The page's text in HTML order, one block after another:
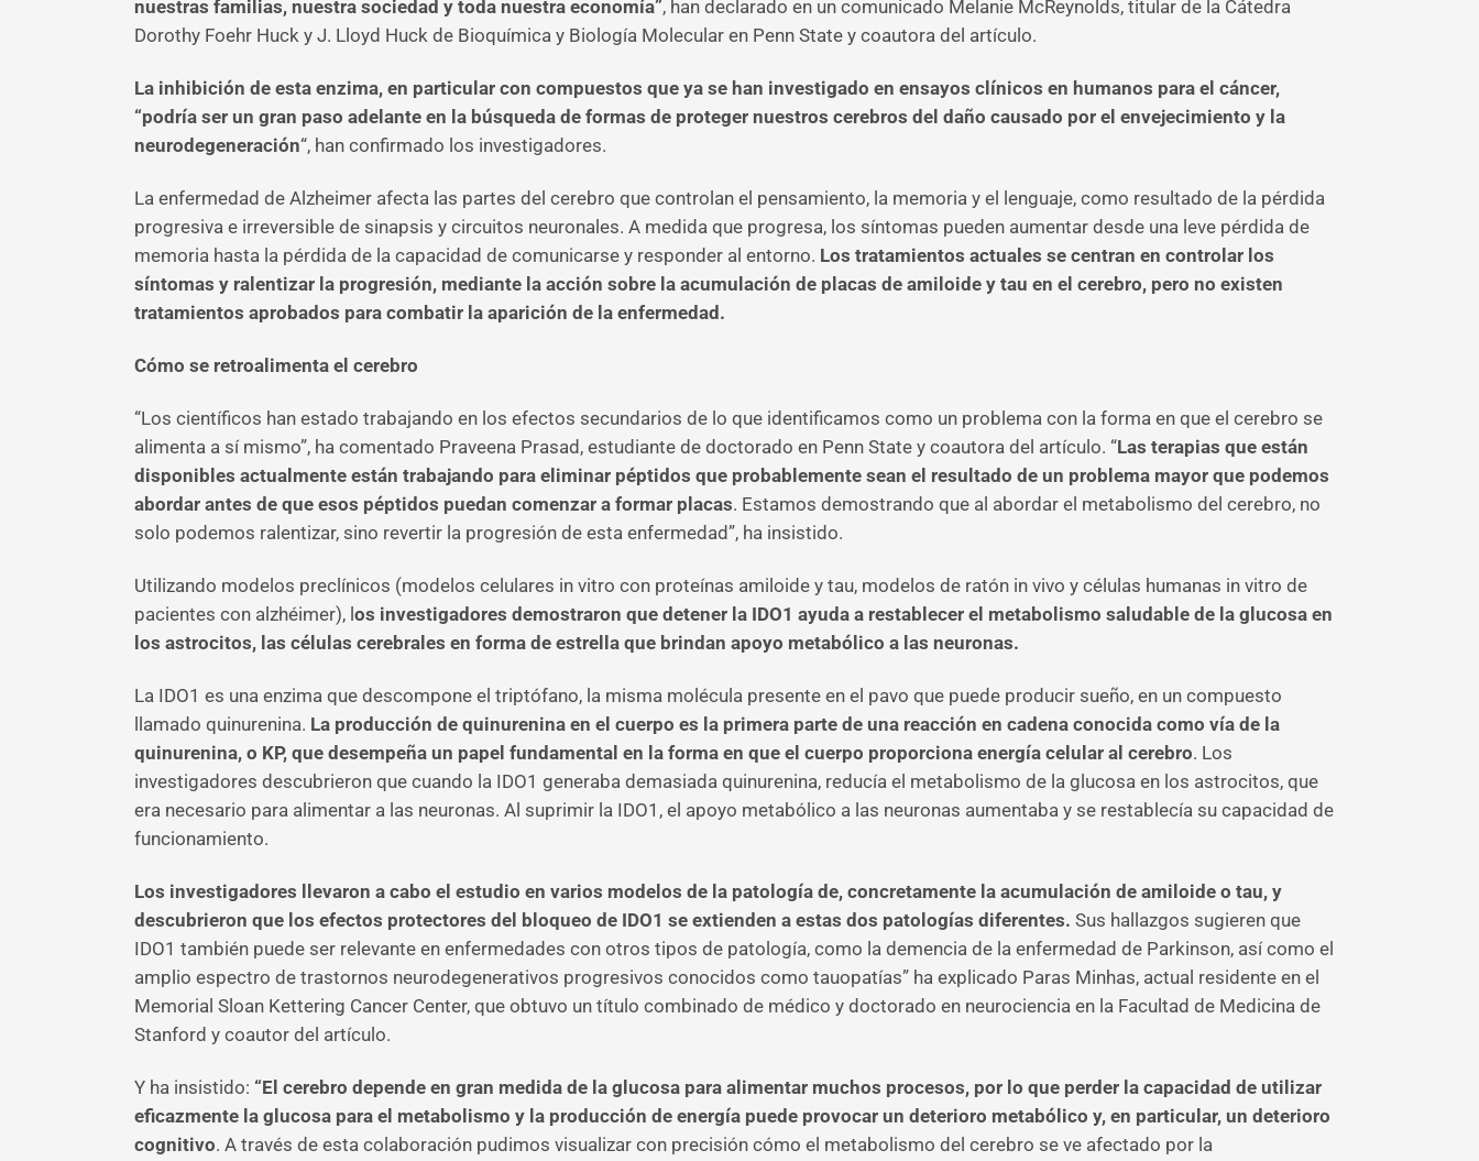
nuestras familias, nuestra sociedad y toda nuestra economía”, han declarado en un comunicado Melanie McReynolds, titular de la Cátedra
Dorothy Foehr Huck y J. Lloyd Huck de Bioquímica y Biología Molecular en Penn State y coautora del artículo.
La inhibición de esta enzima, en particular con compuestos que ya se han investigado en ensayos clínicos en humanos para el cáncer,
“podría ser un gran paso adelante en la búsqueda de formas de proteger nuestros cerebros del daño causado por el envejecimiento y la
neurodegeneración“, han confirmado los investigadores.
La enfermedad de Alzheimer afecta las partes del cerebro que controlan el pensamiento, la memoria y el lenguaje, como resultado de la pérdida
progresiva e irreversible de sinapsis y circuitos neuronales. A medida que progresa, los síntomas pueden aumentar desde una leve pérdida de
memoria hasta la pérdida de la capacidad de comunicarse y responder al entorno. Los tratamientos actuales se centran en controlar los
síntomas y ralentizar la progresión, mediante la acción sobre la acumulación de placas de amiloide y tau en el cerebro, pero no existen
tratamientos aprobados para combatir la aparición de la enfermedad.
Cómo se retroalimenta el cerebro
“Los científicos han estado trabajando en los efectos secundarios de lo que identificamos como un problema con la forma en que el cerebro se
alimenta a sí mismo”, ha comentado Praveena Prasad, estudiante de doctorado en Penn State y coautora del artículo. “Las terapias que están
disponibles actualmente están trabajando para eliminar péptidos que probablemente sean el resultado de un problema mayor que podemos
abordar antes de que esos péptidos puedan comenzar a formar placas. Estamos demostrando que al abordar el metabolismo del cerebro, no
solo podemos ralentizar, sino revertir la progresión de esta enfermedad”, ha insistido.
Utilizando modelos preclínicos (modelos celulares in vitro con proteínas amiloide y tau, modelos de ratón in vivo y células humanas in vitro de
pacientes con alzhéimer), l os investigadores demostraron que detener la IDO1 ayuda a restablecer el metabolismo saludable de la glucosa en
los astrocitos, las células cerebrales en forma de estrella que brindan apoyo metabólico a las neuronas.
La IDO1 es una enzima que descompone el triptófano, la misma molécula presente en el pavo que puede producir sueño, en un compuesto
llamado quinurenina. La producción de quinurenina en el cuerpo es la primera parte de una reacción en cadena conocida como vía de la
quinurenina, o KP, que desempeña un papel fundamental en la forma en que el cuerpo proporciona energía celular al cerebro. Los
investigadores descubrieron que cuando la IDO1 generaba demasiada quinurenina, reducía el metabolismo de la glucosa en los astrocitos, que
era necesario para alimentar a las neuronas. Al suprimir la IDO1, el apoyo metabólico a las neuronas aumentaba y se restablecía su capacidad de
funcionamiento.
Los investigadores llevaron a cabo el estudio en varios modelos de la patología de, concretamente la acumulación de amiloide o tau, y
descubrieron que los efectos protectores del bloqueo de IDO1 se extienden a estas dos patologías diferentes. Sus hallazgos sugieren que
IDO1 también puede ser relevante en enfermedades con otros tipos de patología, como la demencia de la enfermedad de Parkinson, así como el
amplio espectro de trastornos neurodegenerativos progresivos conocidos como tauopatías” ha explicado Paras Minhas, actual residente en el
Memorial Sloan Kettering Cancer Center, que obtuvo un título combinado de médico y doctorado en neurociencia en la Facultad de Medicina de
Stanford y coautor del artículo.
Y ha insistido: “El cerebro depende en gran medida de la glucosa para alimentar muchos procesos, por lo que perder la capacidad de utilizar
eficazmente la glucosa para el metabolismo y la producción de energía puede provocar un deterioro metabólico y, en particular, un deterioro
cognitivo. A través de esta colaboración pudimos visualizar con precisión cómo el metabolismo del cerebro se ve afectado por la